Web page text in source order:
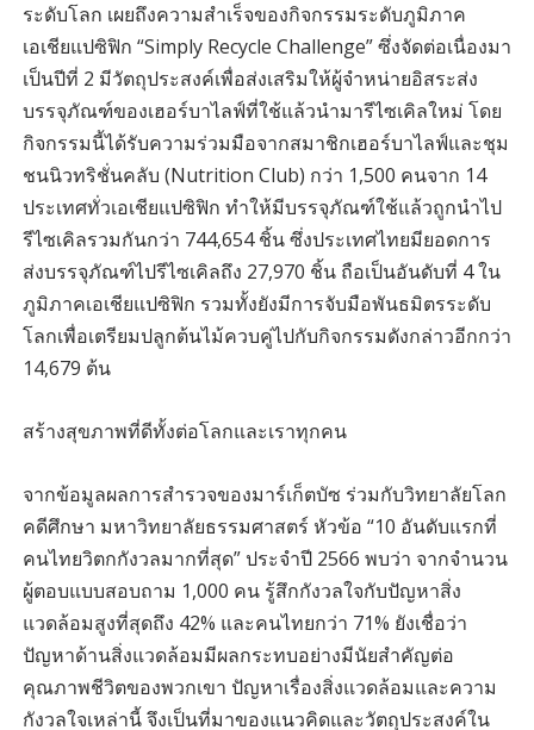
ระดับโลก เผยถึงความสำเร็จของกิจกรรมระดับภูมิภาค
เอเชียแปซิฟิก “Simply Recycle Challenge” ซึ่งจัดต่อเนื่องมา
เป็นปีที่ 2 มีวัตถุประสงค์เพื่อส่งเสริมให้ผู้จำหน่ายอิสระส่ง
บรรจุภัณฑ์ของเฮอร์บาไลฟ์ที่ใช้แล้วนำมารีไซเคิลใหม่ โดย
กิจกรรมนี้ได้รับความร่วมมือจากสมาชิกเฮอร์บาไลฟ์และชุม
ชนนิวทริชั่นคลับ (Nutrition Club) กว่า 1,500 คนจาก 14
ประเทศทั่วเอเชียแปซิฟิก ทำให้มีบรรจุภัณฑ์ใช้แล้วถูกนำไป
รีไซเคิลรวมกันกว่า 744,654 ชิ้น ซึ่งประเทศไทยมียอดการ
ส่งบรรจุภัณฑ์ไปรีไซเคิลถึง 27,970 ชิ้น ถือเป็นอันดับที่ 4 ใน
ภูมิภาคเอเชียแปซิฟิก รวมทั้งยังมีการจับมือพันธมิตรระดับ
โลกเพื่อเตรียมปลูกต้นไม้ควบคู่ไปกับกิจกรรมดังกล่าวอีกกว่า
14,679 ต้น
สร้างสุขภาพที่ดีทั้งต่อโลกและเราทุกคน
จากข้อมูลผลการสำรวจของมาร์เก็ตบัซ ร่วมกับวิทยาลัยโลก
คดีศึกษา มหาวิทยาลัยธรรมศาสตร์ หัวข้อ “10 อันดับแรกที่
คนไทยวิตกกังวลมากที่สุด” ประจำปี 2566 พบว่า จากจำนวน
ผู้ตอบแบบสอบถาม 1,000 คน รู้สึกกังวลใจกับปัญหาสิ่ง
แวดล้อมสูงที่สุดถึง 42% และคนไทยกว่า 71% ยังเชื่อว่า
ปัญหาด้านสิ่งแวดล้อมมีผลกระทบอย่างมีนัยสำคัญต่อ
คุณภาพชีวิตของพวกเขา ปัญหาเรื่องสิ่งแวดล้อมและความ
กังวลใจเหล่านี้ จึงเป็นที่มาของแนวคิดและวัตถุประสงค์ใน